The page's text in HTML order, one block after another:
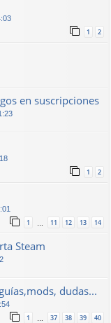
1 2
en suscripciones
1 2
1 11 12 13 14
Steam
dudas...
1 37 38 39 40